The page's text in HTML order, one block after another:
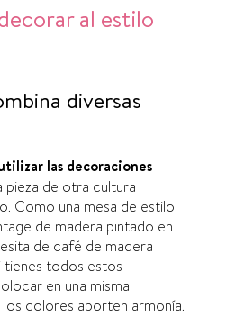
al estilo
diversas
las decoraciones
pieza de otra cultura
Como una mesa de estilo
de madera pintado en
de café de madera
tienes todos estos
en una misma
colores aporten armoní­a.